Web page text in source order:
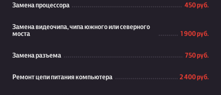
Замена процессора 450 руб.
Замена видеочипа, чипа южного или северного
моста
1 900 руб.
Замена разъема 750 руб.
Ремонт цепи питания компьютера 2 400 руб.